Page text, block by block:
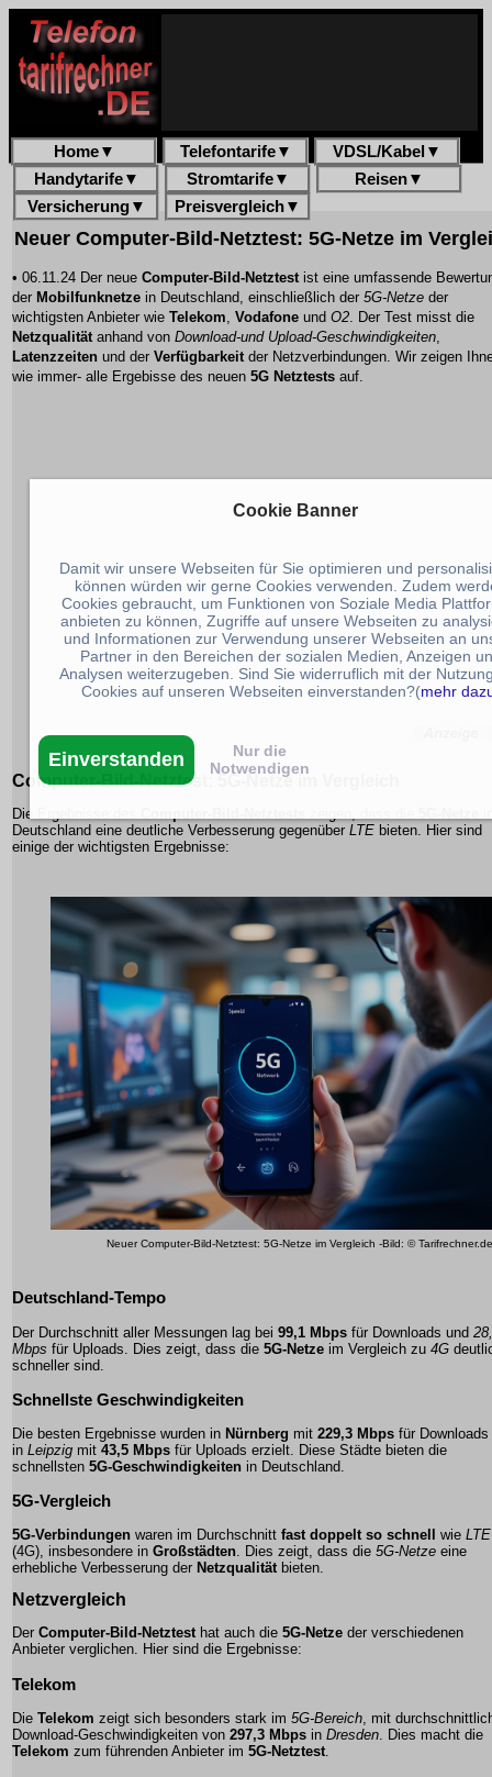
Home▼ Telefontarife▼ VDSL/Kabel ▼
Handytarife▼ Stromtarife▼ Reisen▼
Versicherung▼ Preisvergleich▼
Neuer Computer-Bild-Netztest: 5G-Netze im
• 06.11.24 Der neue Computer-Bild-Netztestist eine umfassende
der Mobilfunknetze in Deutschland, einschließlich der 5G-Netze der
wichtigsten Anbieter wie Telekom, Vodafone und O2. Der Test misst die
Netzqualitätanhand von Download-und Upload-Geschwindigkeiten,
Latenzzeiten und der Verfügbarkeitder Netzverbindungen. Wir zeigen
wie immer- alle Ergebisse des neuen 5G Netztests auf.
Computer-Bild-Netztest : 5G-Netze im Vergleich
Die Ergebnisse des
Deutschland eine deutliche Verbesserung gegenüber LTE bieten. Hier sind
einige der wichtigsten Ergebnisse:
Neuer Computer-Bild-Netztest: 5G-Netze im Vergleich -Bild: © Tarifrechner.de
Deutschland-Tempo
Der Durchschnitt aller Messungen lag bei 99,1 Mbps für Downloads und
Mbps für Uploads. Dies zeigt, dass die 5G-Netze im Vergleich zu 4G
schneller sind.
Schnellste Geschwindigkeiten
Die besten Ergebnisse wurden in Nürnberg mit 229,3 Mbps für Downloads
in Leipzig mit 43,5 Mbps für Uploads erzielt. Diese Städte bieten die
schnellsten 5G-Geschwindigkeiten in Deutschland.
5G-Vergleich
5G-Verbindungen waren im Durchschnitt fast doppelt so schnell wie LTE
(4G), insbesondere in Großstädten. Dies zeigt, dass die 5G-Netze eine
erhebliche Verbesserung der Netzqualitätbieten.
Netzvergleich
Der Computer-Bild-Netztesthat auch die 5G-Netze der verschiedenen
Anbieter verglichen. Hier sind die Ergebnisse:
Telekom
Die Telekom zeigt sich besonders stark im 5G-Bereich , mit
Download-Geschwindigkeiten von 297,3 Mbps in Dresden . Dies macht die
Telekom zum führenden Anbieter im 5G-Netztest
Cookie Banner
Damit wir unsere Webseiten für Sie optimieren und
können würden wir gerne Cookies verwenden. Zudem
Cookies gebraucht, um Funktionen von Soziale Media
anbieten zu können, Zugriffe auf unsere Webseiten zu
und Informationen zur Verwendung unserer Webseiten an
Partner in den Bereichen der sozialen Medien, Anzeigen
Analysen weiterzugeben. Sind Sie widerruflich mit der
Cookies auf unseren Webseiten einverstanden?(mehr
Einverstanden
Nur die
Notwendigen